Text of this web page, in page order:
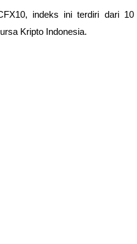
indeks ini terdiri dari
Kripto Indonesia.